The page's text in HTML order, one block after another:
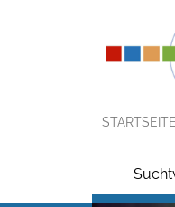
STARTSEITE